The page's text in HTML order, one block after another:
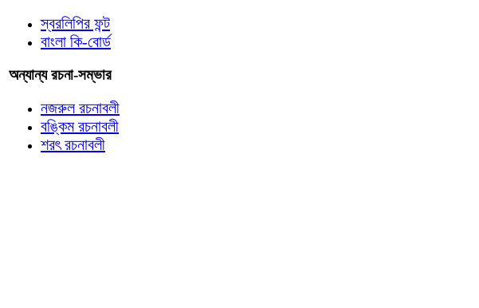
স্বরলিপির ফন্ট
বাংলা কি-বোর্ড
অন্যান্য রচনা-সম্ভার
নজরুল রচনাবলী
বঙ্কিম রচনাবলী
শরৎ রচনাবলী